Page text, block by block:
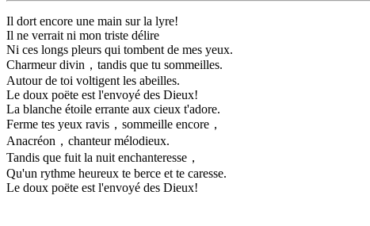
Il dort encore une main sur la lyre!
Il ne verrait ni mon triste délire
Ni ces longs pleurs qui tombent de mes yeux.
Charmeur divin，tandis que tu sommeilles.
Autour de toi voltigent les abeilles.
Le doux poëte est l'envoyé des Dieux!
La blanche étoile errante aux cieux t'adore.
Ferme tes yeux ravis，sommeille encore，
Anacréon，chanteur mélodieux.
Tandis que fuit la nuit enchanteresse，
Qu'un rythme heureux te berce et te caresse.
Le doux poëte est l'envoyé des Dieux!